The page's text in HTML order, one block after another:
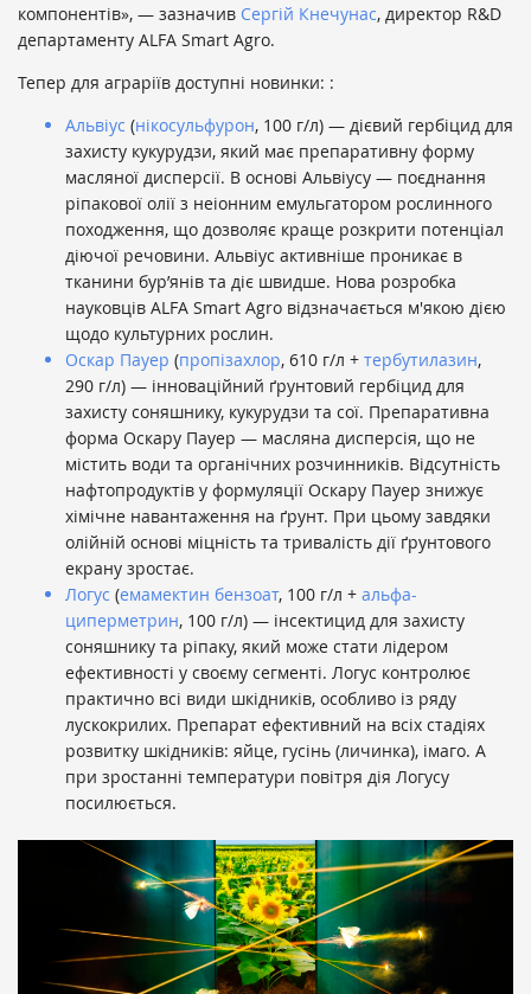
компонентів», — зазначив Сергій Кнечунас, директор R&D
департаменту ALFA Smart Agro.
Тепер для аграріїв доступні новинки: :
Альвіус (нікосульфурон, 100 г/л) — дієвий гербіцид для
захисту кукурудзи, який має препаративну форму
масляної дисперсії. В основі Альвіусу — поєднання
ріпакової олії з неіонним емульгатором рослинного
походження, що дозволяє краще розкрити потенціал
діючої речовини. Альвіус активніше проникає в
тканини бур’янів та діє швидше. Нова розробка
науковців ALFA Smart Agro відзначається м'якою дією
щодо культурних рослин.
Оскар Пауер (пропізахлор, 610 г/л + тербутилазин,
290 г/л) — інноваційний ґрунтовий гербіцид для
захисту соняшнику, кукурудзи та сої. Препаративна
форма Оскару Пауер — масляна дисперсія, що не
містить води та органічних розчинників. Відсутність
нафтопродуктів у формуляції Оскару Пауер знижує
хімічне навантаження на ґрунт. При цьому завдяки
олійній основі міцність та тривалість дії ґрунтового
екрану зростає.
Логус (емамектин бензоат, 100 г/л + альфа-
циперметрин, 100 г/л) — інсектицид для захисту
соняшнику та ріпаку, який може стати лідером
ефективності у своєму сегменті. Логус контролює
практично всі види шкідників, особливо із ряду
лускокрилих. Препарат ефективний на всіх стадіях
розвитку шкідників: яйце, гусінь (личинка), імаго. А
при зростанні температури повітря дія Логусу
посилюється.